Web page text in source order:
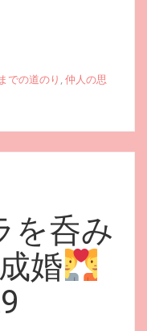
での道のり ,仲人の思
を呑み
婚